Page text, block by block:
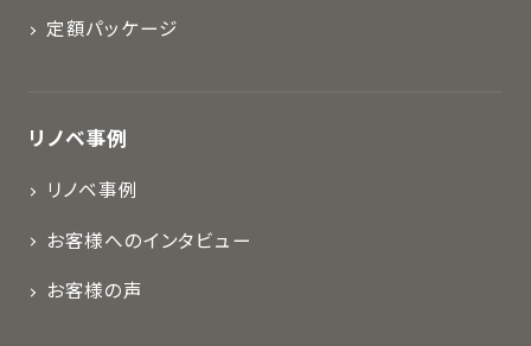
定額パッケージ
リノベ事例
リノベ事例
お客様へのインタビュー
お客様の声